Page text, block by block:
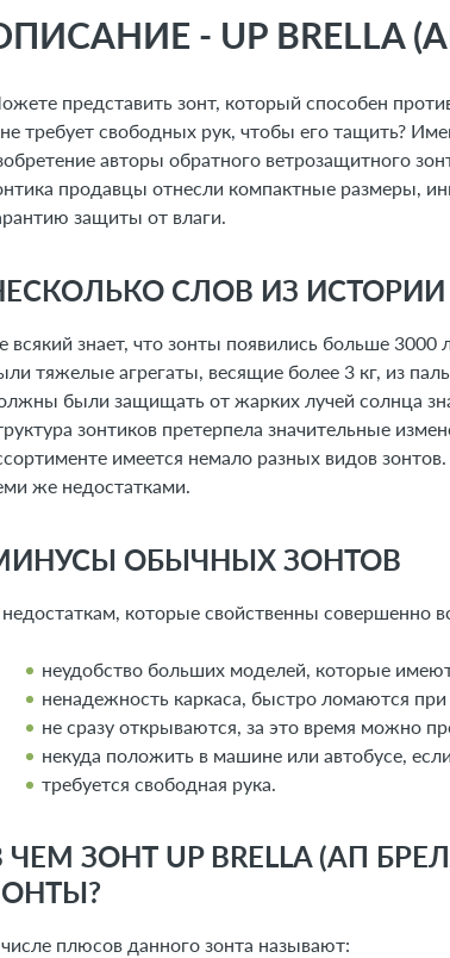
- UP BRELLA
представить зонт, который способен
требует свободных рук, чтобы его тащить?
авторы обратного ветрозащитного
продавцы отнесли компактные размеры,
защиты от влаги.
СЛОВ ИЗ ИСТОРИИ
всякий знает, что зонты появились больше 3000
тяжелые агрегаты, весящие более 3 кг, из
были защищать от жарких лучей солнца
зонтиков претерпела значительные
имеется немало разных видов
же недостатками.
ОБЫЧНЫХ ЗОНТОВ
которые свойственны совершенно
неудобство больших моделей, которые
ненадежность каркаса, быстро ломаются при
не сразу открываются, за это время можно
некуда положить в машине или автобусе,
требуется свободная рука.
ЧЕМ ЗОНТ UP BRELLA (АП
плюсов данного зонта называют: